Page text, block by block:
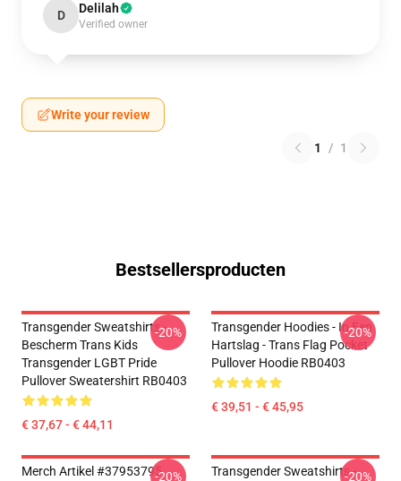
D Delilah
Verified owner
Write your review
1 / 1
Bestsellersproducten
Transgender Sweatshirts -
Bescherm Trans Kids
Transgender LGBT Pride
Pullover Sweatershirt RB0403
€ 37,67 - € 44,11
-20%
Transgender Hoodies - In Een
Hartslag - Trans Flag Pocket
Pullover Hoodie RB0403
€ 39,51 - € 45,95
-20%
Merch Artikel #37953795-20%
Transgender Sweatshirts --20%